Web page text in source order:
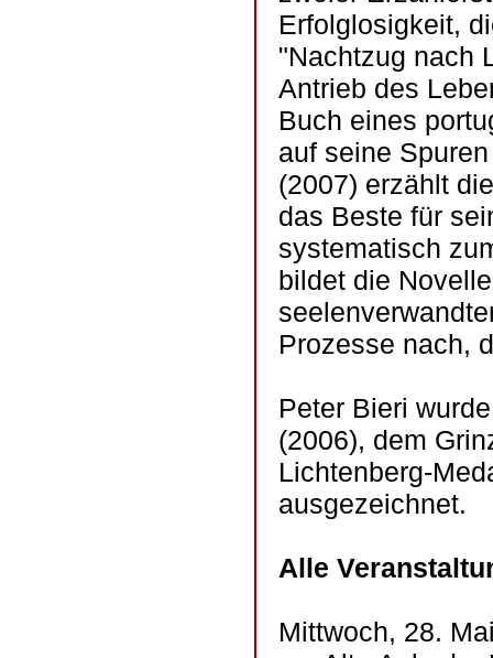
Erfolglosigkeit,
"Nachtzug nach
Antrieb des
Buch eines
auf seine
(2007) erzählt
das Beste für
systematisch
bildet die
Prozesse nach,
Peter Bieri
(2006), dem
Lichtenberg-
ausgezeichnet.
Alle
Mittwoch, 28.